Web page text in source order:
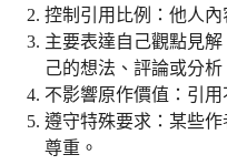
控制引用比例：他人
主要表達自己觀點見
己的想法、評論或分析
不影響原作價值：引
遵守特殊要求：某些
尊重。